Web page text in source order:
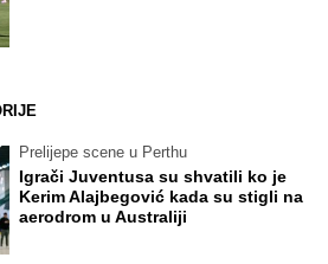
Prelijepe scene u Perthu
Igrači Juventusa su shvatili ko je
Kerim Alajbegović kada su stigli na
aerodrom u Australiji